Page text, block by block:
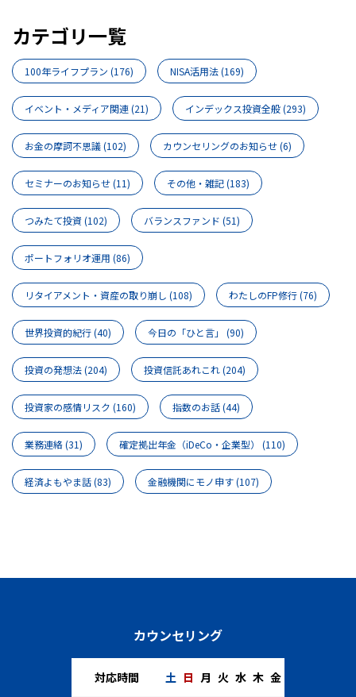
カテゴリ一覧
100年ライフプラン (176) NISA活用法(169)
イベント・メディア関連(21) インデックス投資全般(293)
お金の摩訶不思議(102) カウンセリングのお知らせ(6)
セミナーのお知らせ(11) その他・雑記(183)
つみたて投資(102) バランスファンド (51)
ポートフォリオ運用 (86)
リタイアメント・資産の取り崩し (108) わたしのFP修行(76)
世界投資的紀行(40) 今日の「ひと言」 (90)
投資の発想法(204) 投資信託あれこれ(204)
投資家の感情リスク (160) 指数のお話(44)
業務連絡(31) 確定拠出年金（iDeCo・企業型） (110)
経済よもやま話(83) 金融機関にモノ申す(107)
カウンセリング
対応時間 土 日 月 火 水 木 金